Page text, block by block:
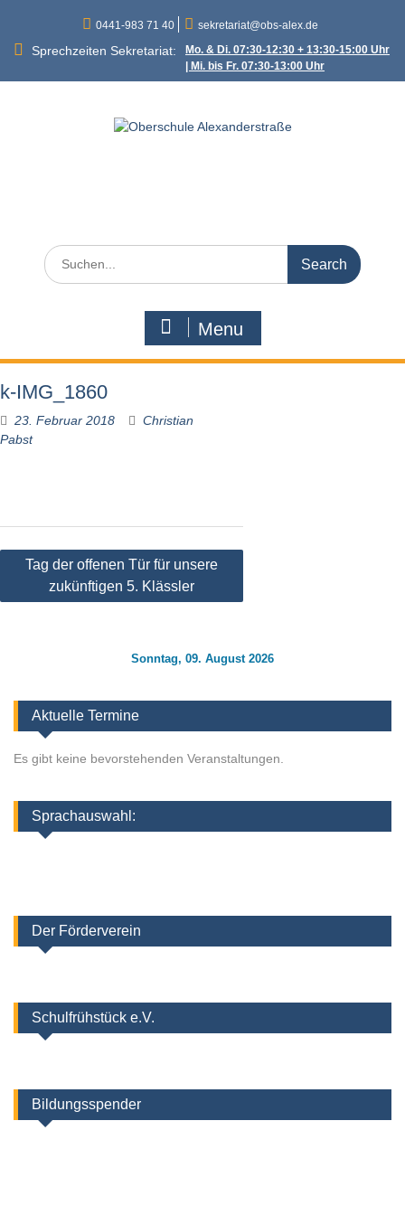
content
0441-983 71 40 sekretariat@obs-alex.de
Sprechzeiten Sekretariat:
Mo. & Di. 07:30-12:30 + 13:30-15:00 Uhr
| Mi. bis Fr. 07:30-13:00 Uhr
Search
for:
Menu
k-IMG_1860
23. Februar 2018
Christian
Pabst
Beitragsnavigation
Tag der offenen Tür für unsere
zukünftigen 5. Klässler
Sonntag, 09. August 2026
Aktuelle Termine
Es gibt keine bevorstehenden Veranstaltungen.
Sprachauswahl:
Der Förderverein
Schulfrühstück e.V.
Bildungsspender